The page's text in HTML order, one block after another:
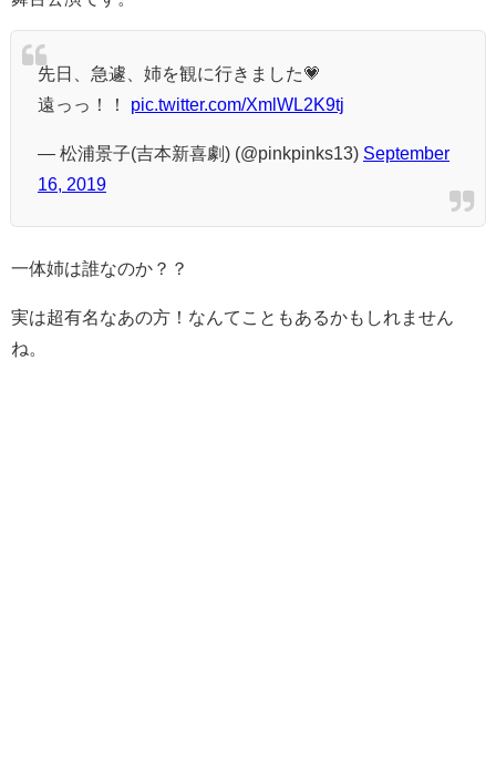
先日、急遽、姉を観に行きました💗
遠っっ！！ pic.twitter.com/XmlWL2K9tj
— 松浦景子(吉本新喜劇) (@pinkpinks13) September
16, 2019
一体姉は誰なのか？？
実は超有名なあの方！なんてこともあるかもしれません
ね。